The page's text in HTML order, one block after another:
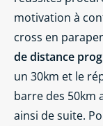
motivation à
cross en
de distance
un 30km et le
barre des 50km
ainsi de suite.